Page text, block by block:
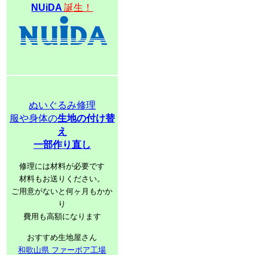
NUiDA誕生！
ぬいぐるみ修理
服や身体の生地の付け替
え
一部作り直し
修理には材料が必要です
材料もお送りください。
ご用意がないと何ヶ月もかか
り
費用も高額になります
おすすめ生地屋さん
和歌山県 ファーボア工場